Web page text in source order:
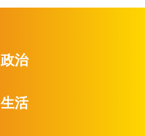
政治
生活